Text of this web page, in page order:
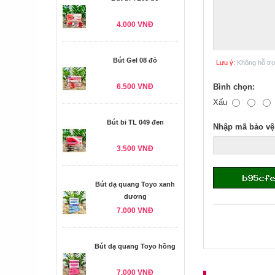
4.000 VNĐ
Bút Gel 08 đỏ
6.500 VNĐ
Bút bi TL 049 đen
3.500 VNĐ
Bút dạ quang Toyo xanh
dương
7.000 VNĐ
Bút dạ quang Toyo hồng
7.000 VNĐ
Lưu ý: Không hỗ
Bình chọn:
Xấu
Nhập mã bảo